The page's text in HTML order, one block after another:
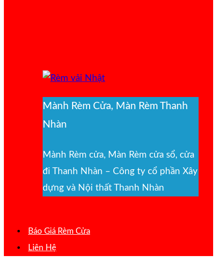
Mành Rèm Cửa, Màn Rèm Thanh
Nhàn
Mành Rèm cửa, Màn Rèm cửa sổ, cửa
đi Thanh Nhàn – Công ty cổ phần Xây
dựng và Nội thất Thanh Nhàn
Báo Giá Rèm Cửa
Liên Hệ